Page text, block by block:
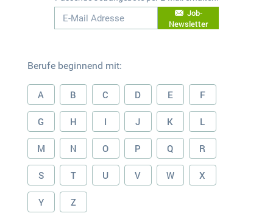
Job-
Newsletter
Berufe beginnend mit:
A B C D E F
G H I J K L
M N O P Q R
S T U V W X
Y Z